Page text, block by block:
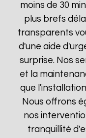
moins de 30
plus brefs
transparents
d'une aide
surprise. Nos
et la
que
Nous offrons
nos
tranquillité